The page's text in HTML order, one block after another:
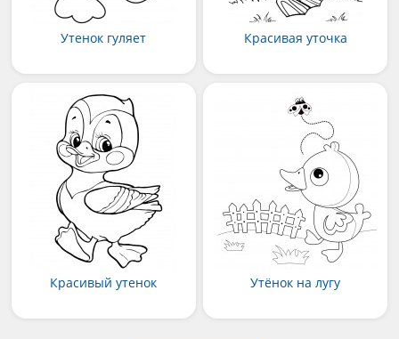
Утенок гуляет Красивая уточка
Красивый утенок Утёнок на лугу